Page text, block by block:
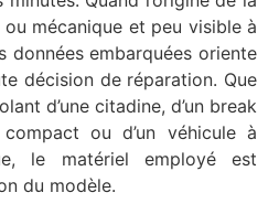
mécanique et peu visible à
données embarquées oriente
décision de réparation. Que
d’une citadine, d’un break
ou d’un véhicule à
le matériel employé est
du modèle.